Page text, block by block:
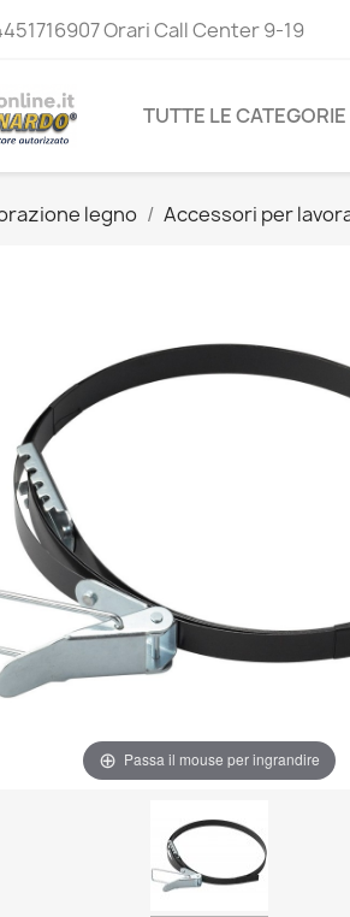
Orari Call Center 9-19
TUTTE LE CATEGORIE
legno Accessori per
Passa il mouse per ingrandire